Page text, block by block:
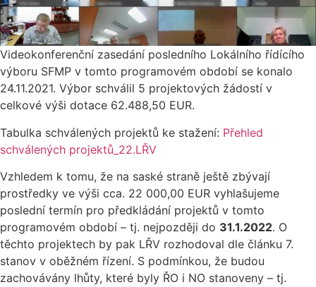
Videokonferenční zasedání posledního Lokálního řídícího
výboru SFMP v tomto programovém období se konalo
24.11.2021. Výbor schválil 5 projektových žádostí v
celkové výši dotace 62.488,50 EUR.
Tabulka schválených projektů ke stažení: Přehled
schválených projektů_22.LŘV
Vzhledem k tomu, že na saské straně ještě zbývají
prostředky ve výši cca. 22 000,00 EUR vyhlašujeme
poslední termín pro předkládání projektů v tomto
programovém období – tj. nejpozději do 31.1.2022. O
těchto projektech by pak LŘV rozhodoval dle článku 7.
stanov v oběžném řízení. S podmínkou, že budou
zachovávány lhůty, které byly ŘO i NO stanoveny – tj.